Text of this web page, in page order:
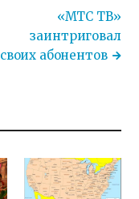
«МТС ТВ»
заинтриговал
своих абонентов